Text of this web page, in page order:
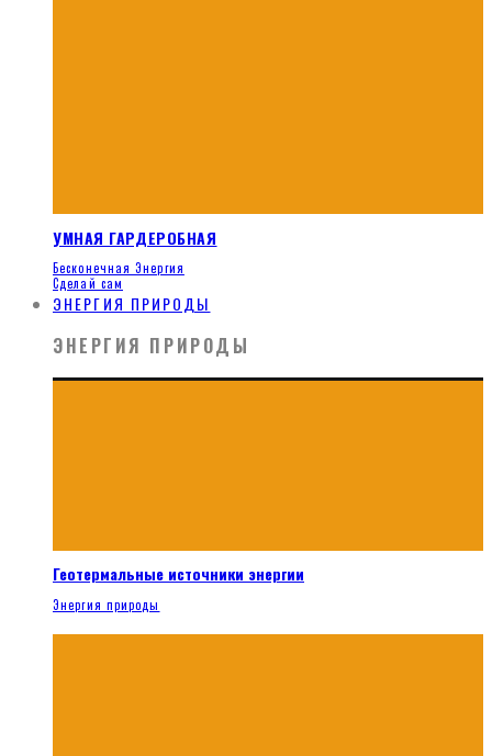
УМНАЯ ГАРДЕРОБНАЯ
Бесконечная Энергия
Сделай сам
ЭНЕРГИЯ ПРИРОДЫ
ЭНЕРГИЯ ПРИРОДЫ
Геотермальные источники энергии
Энергия природы